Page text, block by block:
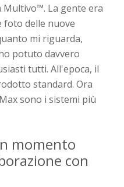
Multivo™. La gente era
foto delle nuove
mi riguarda,
potuto davvero
tutti. All'epoca, il
standard. Ora
sono i sistemi più
momento
con